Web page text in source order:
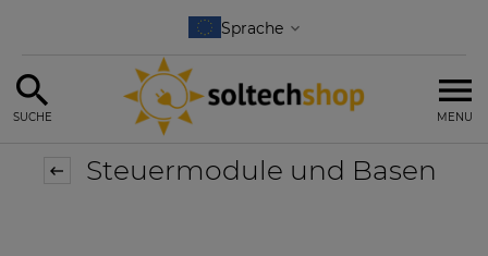
MENU
SUCHE
Steuermodule und Basen